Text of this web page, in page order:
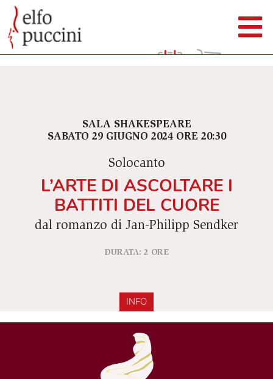
SALA SHAKESPEARE
SABATO 29 GIUGNO 2024 ORE 20:30
Solocanto
L’ARTE DI ASCOLTARE I
BATTITI DEL CUORE
dal romanzo di Jan-Philipp Sendker
DURATA: 2 ORE
INFO